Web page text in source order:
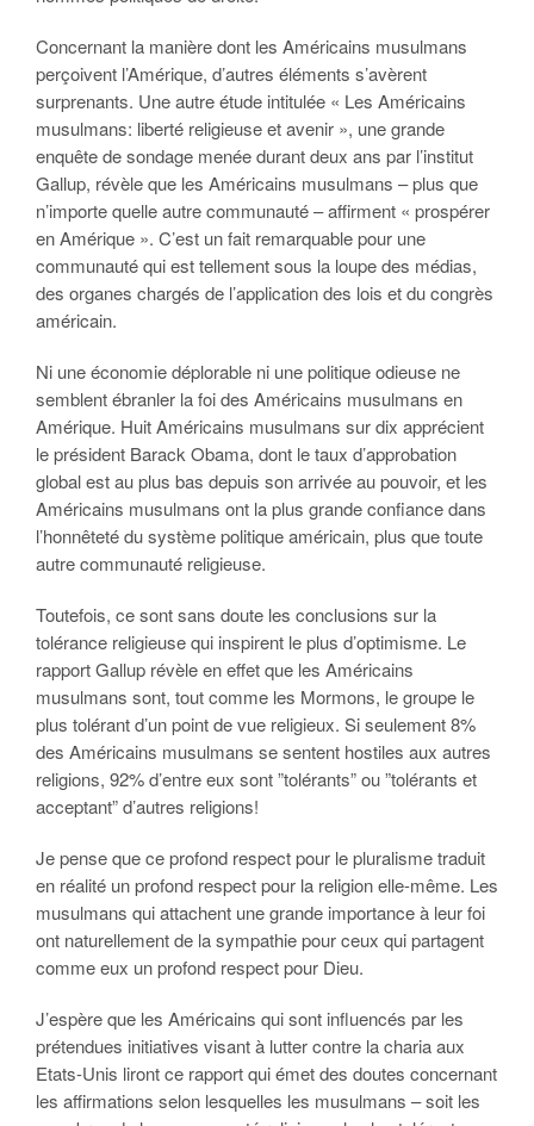
Concernant la manière dont les Américains musulmans
perçoivent l’Amérique, d’autres éléments s’avèrent
surprenants. Une autre étude intitulée « Les Américains
musulmans: liberté religieuse et avenir », une grande
enquête de sondage menée durant deux ans par l’institut
Gallup, révèle que les Américains musulmans – plus que
n’importe quelle autre communauté – affirment « prospérer
en Amérique ». C’est un fait remarquable pour une
communauté qui est tellement sous la loupe des médias,
des organes chargés de l’application des lois et du congrès
américain.
Ni une économie déplorable ni une politique odieuse ne
semblent ébranler la foi des Américains musulmans en
Amérique. Huit Américains musulmans sur dix apprécient
le président Barack Obama, dont le taux d’approbation
global est au plus bas depuis son arrivée au pouvoir, et les
Américains musulmans ont la plus grande confiance dans
l’honnêteté du système politique américain, plus que toute
autre communauté religieuse.
Toutefois, ce sont sans doute les conclusions sur la
tolérance religieuse qui inspirent le plus d’optimisme. Le
rapport Gallup révèle en effet que les Américains
musulmans sont, tout comme les Mormons, le groupe le
plus tolérant d’un point de vue religieux. Si seulement 8%
des Américains musulmans se sentent hostiles aux autres
religions, 92% d’entre eux sont ”tolérants” ou ”tolérants et
acceptant” d’autres religions!
Je pense que ce profond respect pour le pluralisme traduit
en réalité un profond respect pour la religion elle-même. Les
musulmans qui attachent une grande importance à leur foi
ont naturellement de la sympathie pour ceux qui partagent
comme eux un profond respect pour Dieu.
J’espère que les Américains qui sont influencés par les
prétendues initiatives visant à lutter contre lachariaaux
Etats-Unis liront ce rapport qui émet des doutes concernant
les affirmations selon lesquelles les musulmans – soit les